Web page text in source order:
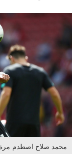
محمد صلاح اصطدم مرة